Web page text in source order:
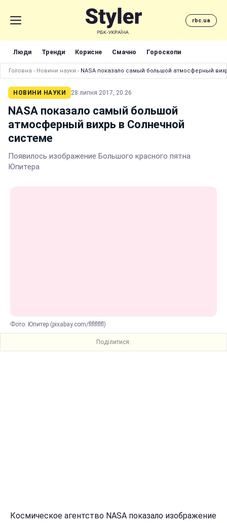
rbc.ua
Люди Тренди Корисне Смачно Гороскопи
Головна › Новини науки › NASA показало самый большой атмосферный
НОВИНИ НАУКИ 28 липня 2017, 20:26
NASA показало самый большой
атмосферный вихрь в Солнечной
системе
Появилось изображение Большого красного пятна
Юпитера
Фото: Юпитер (pixabay.com/flflflflfl)
Поділитися:
Космическое агентство NASA показало изображение